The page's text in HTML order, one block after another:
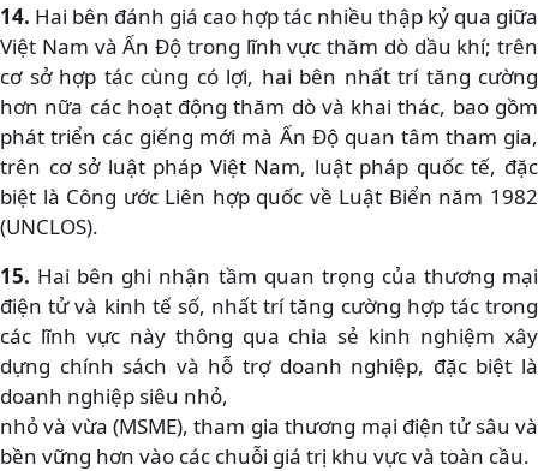
14. Hai bên đánh giá cao hợp tác nhiều thập kỷ qua giữa
Việt Nam và Ấn Độ trong lĩnh vực thăm dò dầu khí; trên
cơ sở hợp tác cùng có lợi, hai bên nhất trí tăng cường
hơn nữa các hoạt động thăm dò và khai thác, bao gồm
phát triển các giếng mới mà Ấn Độ quan tâm tham gia,
trên cơ sở luật pháp Việt Nam, luật pháp quốc tế, đặc
biệt là Công ước Liên hợp quốc về Luật Biển năm 1982
(UNCLOS).
15. Hai bên ghi nhận tầm quan trọng của thương mại
điện tử và kinh tế số, nhất trí tăng cường hợp tác trong
các lĩnh vực này thông qua chia sẻ kinh nghiệm xây
dựng chính sách và hỗ trợ doanh nghiệp, đặc biệt là
doanh nghiệp siêu nhỏ,
nhỏ và vừa (MSME), tham gia thương mại điện tử sâu và
bền vững hơn vào các chuỗi giá trị khu vực và toàn cầu.